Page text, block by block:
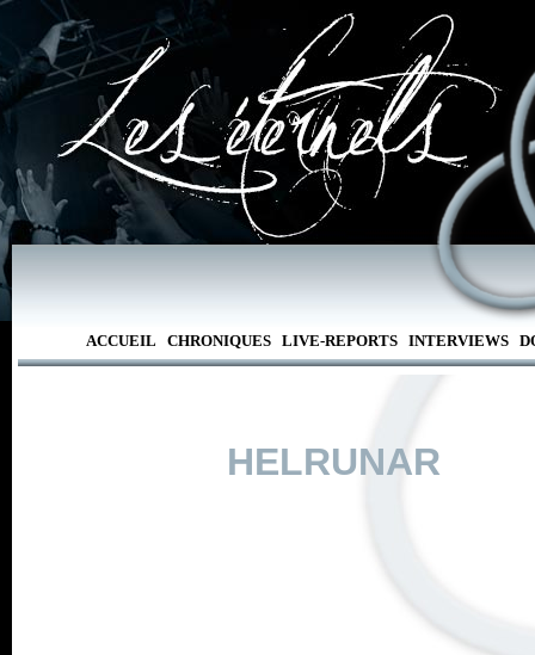
ACCUEIL CHRONIQUES LIVE-REPORTS INTERVIEWS
HELRUNAR